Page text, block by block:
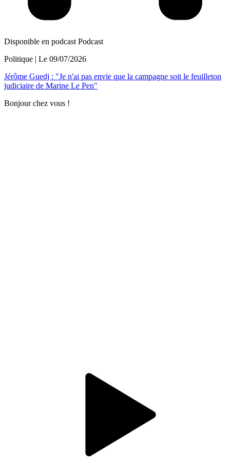
Disponible en podcast Podcast
Politique | Le 09/07/2026
Jérôme Guedj : "Je n'ai pas envie que la campagne soit le feuilleton
judiciaire de Marine Le Pen"
Bonjour chez vous !